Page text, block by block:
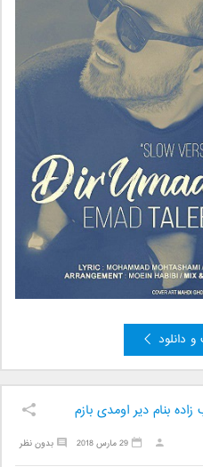
دانلود
بنام دیر اومدی بازم
بدون نظر 29 مارس 2018